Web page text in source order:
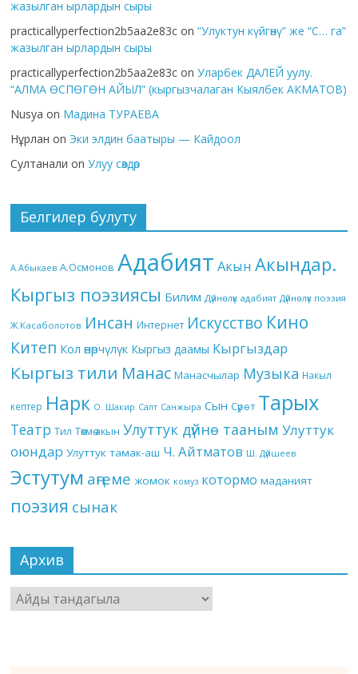
жазылган ырлардын сыры
practicallyperfection2b5aa2e83c on“Улуктун күйгөнү” же “С… га”
жазылган ырлардын сыры
practicallyperfection2b5aa2e83c onУларбек ДАЛЕЙ уулу.
“АЛМА ӨСПӨГӨН АЙЫЛ” (кыргызчалаган Кыялбек АКМАТОВ)
Nusya on Мадина ТУРАЕВА
Нұрлан on Эки элдин баатыры — Кайдоол
Султанали onУлуу сөздөр
Белгилер булуту
А.Абыкаев А.Осмонов Адабият Акын Акындар.
Кыргыз поэзиясы Билим Дүйнөлүк адабият Дүйнөлүк поэзия
Ж.Касаболотов Инсан Интернет Искусство Кино
Китеп Кол өнөрчүлүк Кыргыз даамы Кыргыздар
Кыргыз тили Манас Манасчылар Музыка Накыл
кептер Нарк О. Шакир Салт Санжыра Сын Сүрөт Тарых
Театр Тил Төкмө акын Улуттук дүйнө тааным Улуттук
оюндар Улуттук тамак-аш Ч. Айтматов Ш. Дүйшеев
Эстутум аңгеме жомок комуз котормо маданият
поэзия сынак
Архив
Архив